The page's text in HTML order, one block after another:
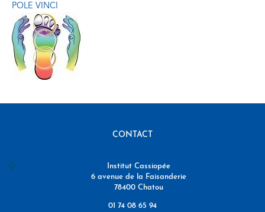
POLE VINCI
CONTACT
Institut Cassiopée
6 avenue de la Faisanderie
78400 Chatou
01 74 08 65 94